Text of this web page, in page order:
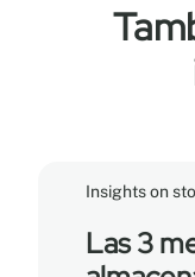
Insights on
Las 3